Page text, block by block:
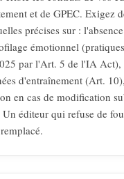
et de GPEC. Exigez
précises sur :
émotionnel
par l'Art. 5 de l'IA Act),
d'entraînement (Art.
en cas de modification
Un éditeur qui refuse de